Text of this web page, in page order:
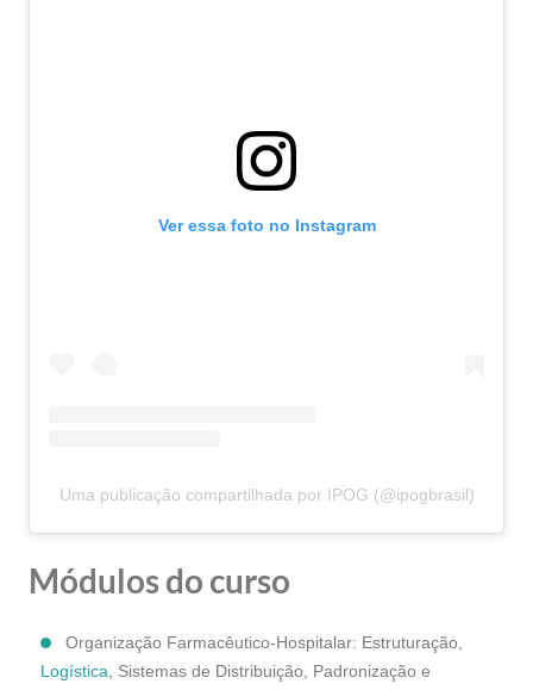
Ver essa foto no Instagram
Uma publicação compartilhada por IPOG (@ipogbrasil)
Módulos do curso
Organização Farmacêutico-Hospitalar: Estruturação,
Logística , Sistemas de Distribuição, Padronização e